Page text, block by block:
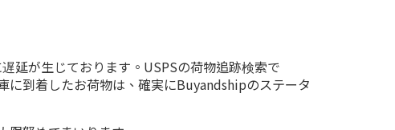
延が生じております。USPSの荷物追跡検索で
に到着したお荷物は、確実にBuyandshipのステータ